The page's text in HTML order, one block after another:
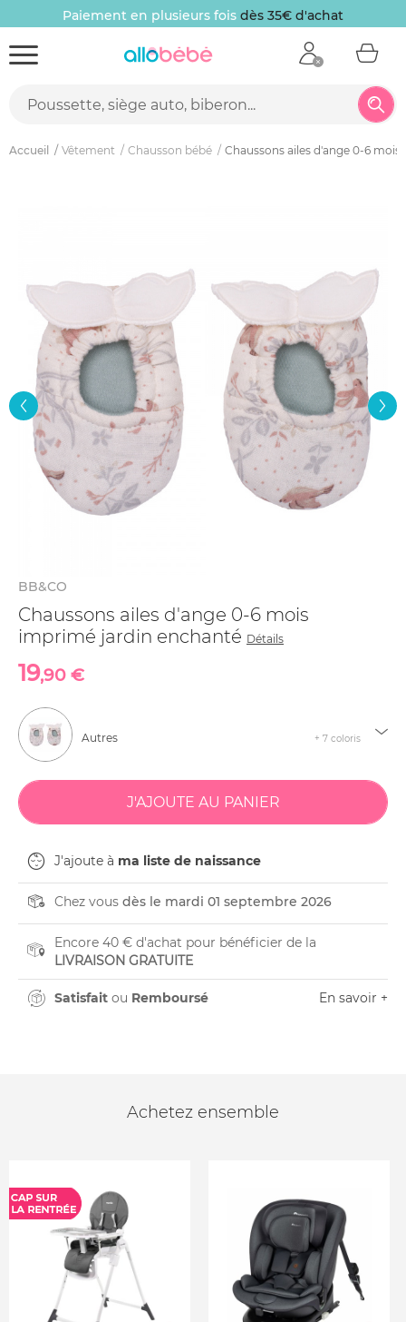
Paiement en plusieurs fois dès 35€ d'achat
Accueil Vêtement Chausson bébé Chaussons ailes d'ange 0-6
BB&CO
Chaussons ailes d'ange 0-6 mois
imprimé jardin enchanté Détails
19,90 €
Autres + 7 coloris
J'ajoute à ma liste de naissance
Chez vous dès le mardi 01 septembre 2026
Encore 40 € d'achat pour bénéficier de la
LIVRAISON GRATUITE
Satisfait ou Remboursé En savoir +
Achetez ensemble